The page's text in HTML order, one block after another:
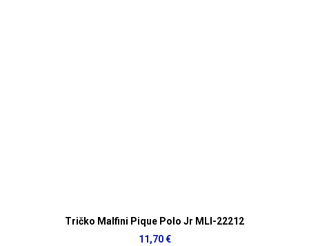
Tričko Malfini Pique Polo Jr MLI-22212
11,70 €